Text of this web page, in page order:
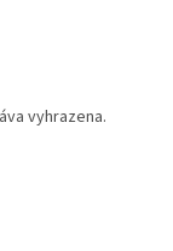
vyhrazena.